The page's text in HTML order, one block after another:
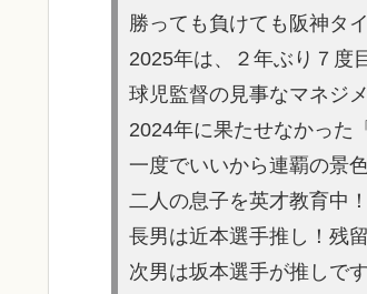
勝っても負けても阪神タ
2025年は、２年ぶり７度
球児監督の見事なマネジ
2024年に果たせなかった
一度でいいから連覇の景
二人の息子を英才教育中！
長男は近本選手推し！残
次男は坂本選手が推しで